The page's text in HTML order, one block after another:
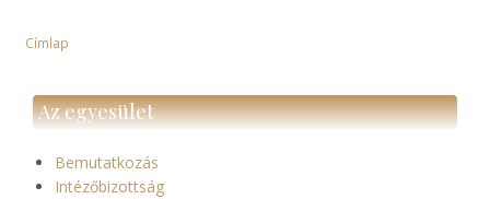
Morzsa
Címlap
Az egyesület
Bemutatkozás
Intézőbizottság